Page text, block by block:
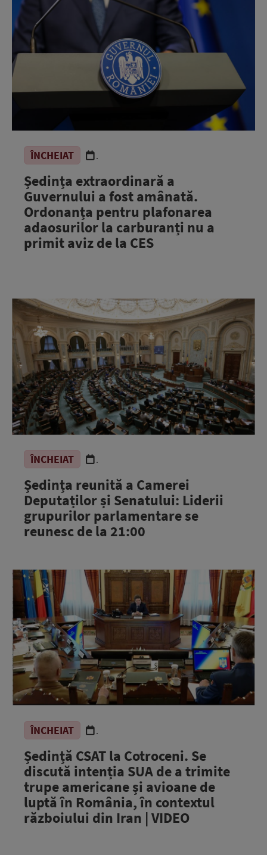
ÎNCHEIAT .
Ședința extraordinară a
Guvernului a fost amânată.
Ordonanța pentru plafonarea
adaosurilor la carburanți nu a
primit aviz de la CES
ÎNCHEIAT .
Ședința reunită a Camerei
Deputaților și Senatului: Liderii
grupurilor parlamentare se
reunesc de la 21:00
ÎNCHEIAT .
Ședință CSAT la Cotroceni. Se
discută intenția SUA de a trimite
trupe americane și avioane de
luptă în România, în contextul
războiului din Iran | VIDEO